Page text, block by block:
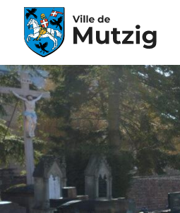
Panneau de gestion des cookies